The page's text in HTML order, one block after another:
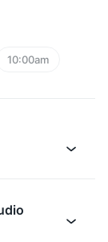
10:00am